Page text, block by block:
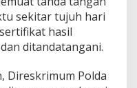
sekitar tujuh hari
hasil
ditandatangani.
Direskrimum Polda